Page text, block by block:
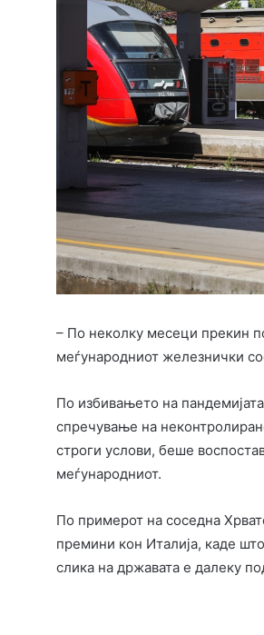
– По неколку месеци прекин
меѓународниот железнички
По избивањето на
спречување на
строги услови, беше
меѓународниот.
По примерот на соседна
премини кон Италија, каде
слика на државата е далеку